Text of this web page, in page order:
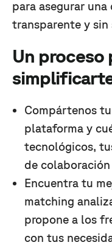
para asegurar
transparente y sin
Un proceso
Compártenos
plataforma y
tecnológicos,
de
Encuentra tu
matching
propone a los
con tus